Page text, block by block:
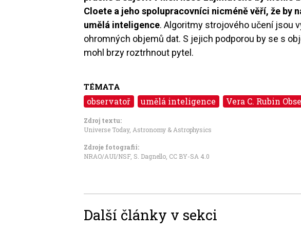
Cloete a jeho spolupracovníci nicméně věří, že by
umělá inteligence. Algoritmy strojového učení jsou
ohromných objemů dat. S jejich podporou by se s
mohl brzy roztrhnout pytel.
TÉMATA
observatoř umělá inteligence Vera C. Rubin
Zdroj textu:
Universe Today, Astronomy & Astrophysics
Zdroje fotografii:
NRAO/AUI/NSF, S. Dagnello CC BY-SA 4.0
Další články v sekci